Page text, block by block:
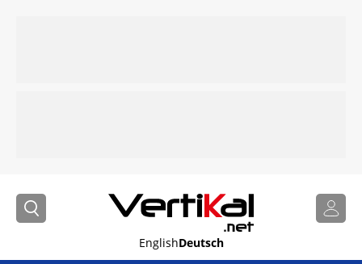
EnglishDeutsch